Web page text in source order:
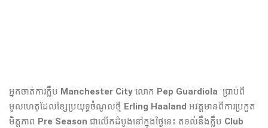
អ្នកចាត់ការ​ក្លឹប​ Manchester City លោក​ Pep Guardiola ប្រាប់ពី
មូលហេតុដែល​ខ្សែប្រយុទ្ធ​ចំណូលថ្មី​ Erling Haaland អវត្តមាន​ពី​ការប្រកួត​
មិត្តភាព​ Pre Season ជា​លើក​ដំបូង​នៅ​ក្នុង​ថ្ងៃ​នេះ​ តទល់នឹង​ក្លឹប​ Club